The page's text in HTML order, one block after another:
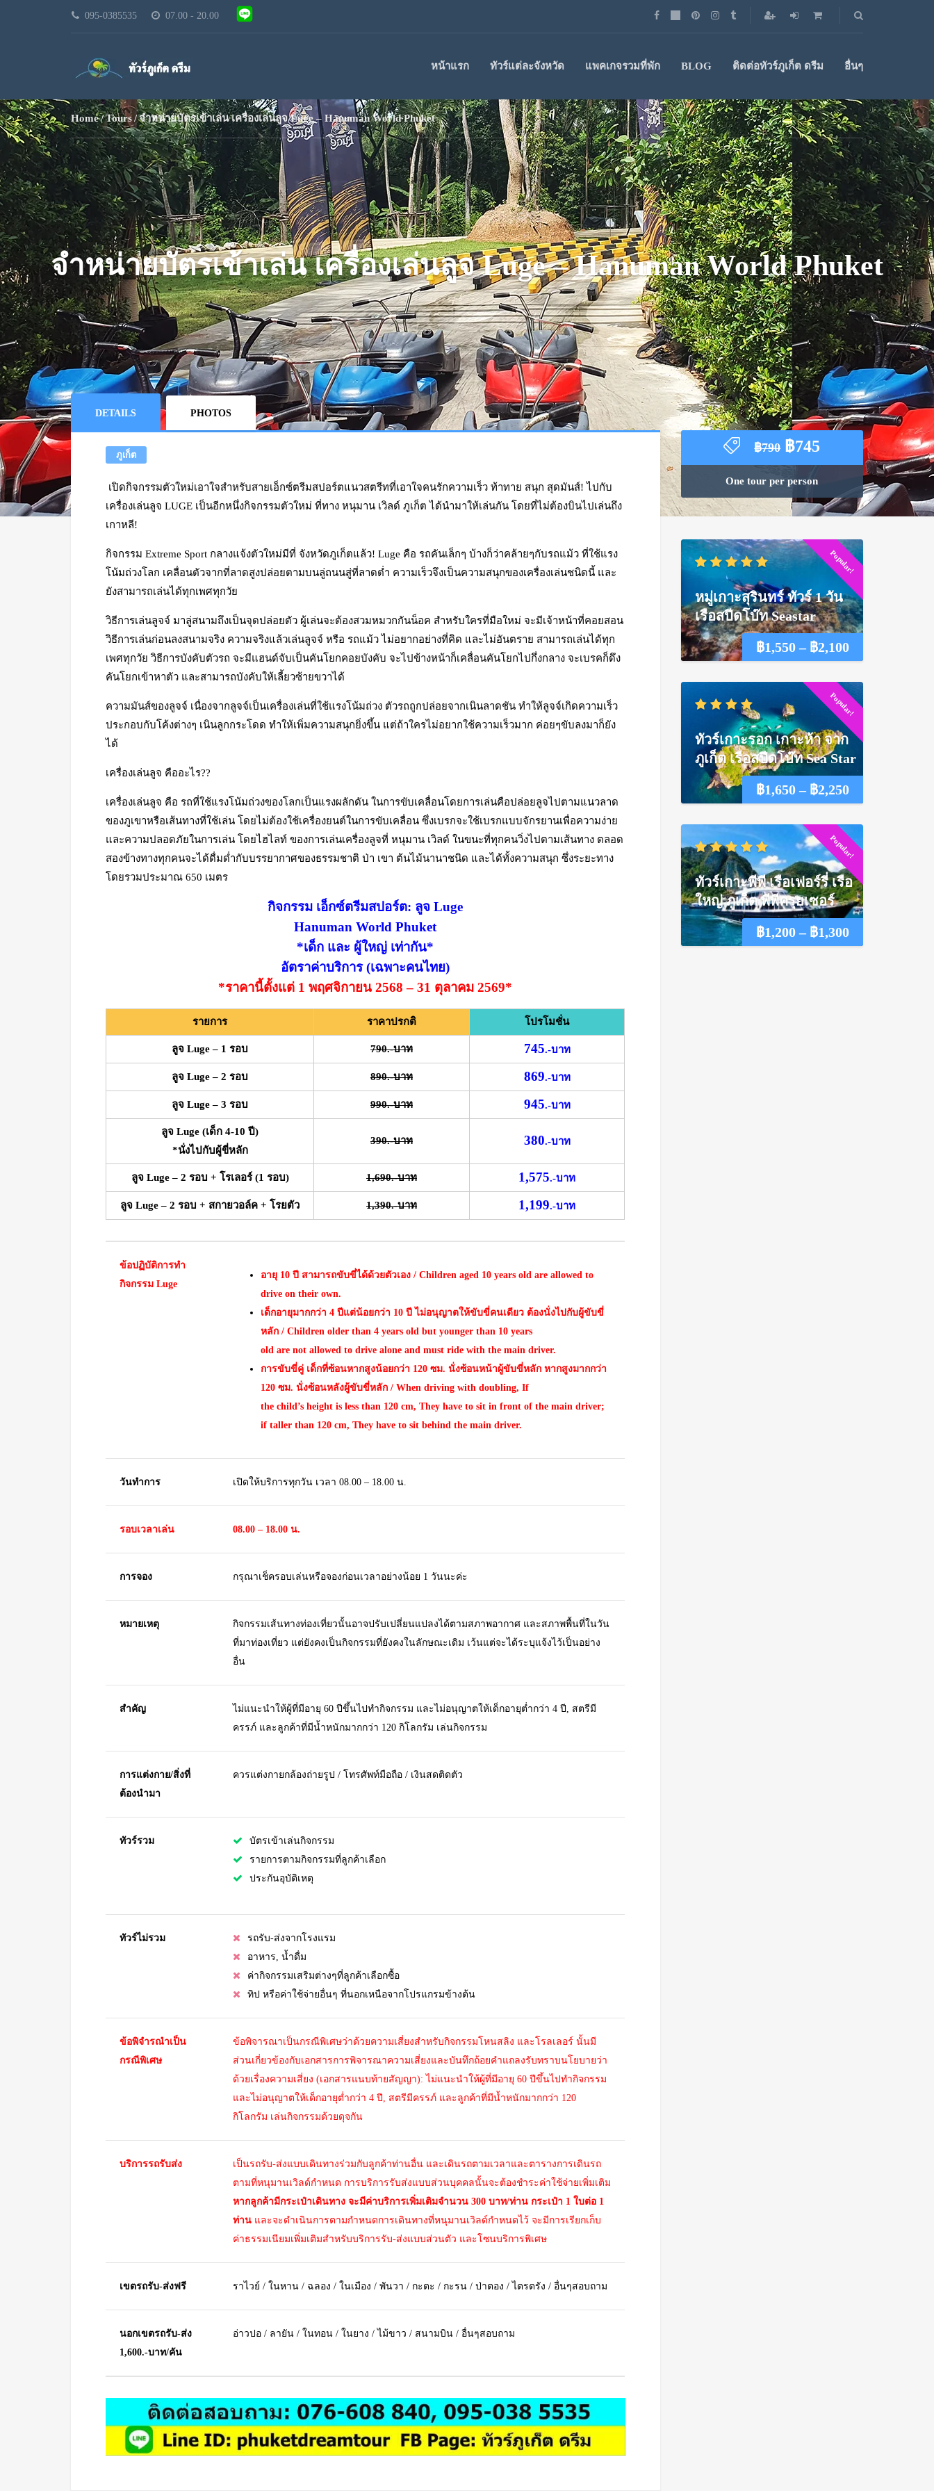
095-0385535 07.00 - 20.00
หน้าแรก ทัวร์แต่ละจังหวัด แพคเกจรวมที่พัก BLOG ติดต่อทัวร์ภูเก็ต ดรีม อื่นๆ
Home Tours จำหน่ายบัตรเข้าเล่น เครื่องเล่นลูจ Luge – Hanuman World Phuket
จำหน่ายบัตรเข้าเล่น เครื่องเล่นลูจ Luge – Hanuman World Phuket
DETAILS PHOTOS
ภูเก็ต
เปิดกิจกรรมตัวใหม่เอาใจสำหรับสายเอ็กซ์ตรีมสปอร์ตแนวสตรีทที่เอาใจคนรักความเร็ว ท้าทาย สนุก สุดมันส์! ไปกับ
เครื่องเล่นลูจ LUGE เป็นอีกหนึ่งกิจกรรมตัวใหม่ ที่ทาง หนุมาน เวิลด์ ภูเก็ต ได้นำมาให้เล่นกัน โดยที่ไม่ต้องบินไปเล่นถึง
เกาหลี!
กิจกรรม Extreme Sport กลางแจ้งตัวใหม่มีที่ จังหวัดภูเก็ตแล้ว! Luge คือ รถคันเล็กๆ บ้างก็ว่าคล้ายๆกับรถแม้ว ที่ใช้แรง
โน้มถ่วงโลก เคลื่อนตัวจากที่ลาดสูงปล่อยตามบนลู่ถนนสู่ที่ลาดต่ำ ความเร็วจึงเป็นความสนุกของเครื่องเล่นชนิดนี้ และ
ยังสามารถเล่นได้ทุกเพศทุกวัย
วิธีการเล่นลูจจ์ มาลู่สนามถึงเป็นจุดปล่อยตัว ผู้เล่นจะต้องสวมหมวกกันน็อค สำหรับใครที่มือใหม่ จะมีเจ้าหน้าที่คอยสอน
วิธีการเล่นก่อนลงสนามจริง ความจริงแล้วเล่นลูจจ์ หรือ รถแม้ว ไม่อยากอย่างที่คิด และไม่อันตราย สามารถเล่นได้ทุก
เพศทุกวัย วิธีการบังคับตัวรถ จะมีแฮนด์จับเป็นคันโยกคอยบังคับ จะไปข้างหน้าก็เคลื่อนคันโยกไปกึ่งกลาง จะเบรคก็ดึง
คันโยกเข้าหาตัว และสามารถบังคับให้เลี้ยวซ้ายขวาได้
ความมันส์ของลูจจ์ เนื่องจากลูจจ์เป็นเครื่องเล่นที่ใช้แรงโน้มถ่วง ตัวรถถูกปล่อยจากเนินลาดชัน ทำให้ลูจจ์เกิดความเร็ว
ประกอบกับโค้งต่างๆ เนินลูกกระโดด ทำให้เพิ่มความสนุกยิ่งขึ้น แต่ถ้าใครไม่อยากใช้ความเร็วมาก ค่อยๆขับลงมาก็ยัง
ได้
เครื่องเล่นลูจ คืออะไร??
เครื่องเล่นลูจ คือ รถที่ใช้แรงโน้มถ่วงของโลกเป็นแรงผลักดัน ในการขับเคลื่อนโดยการเล่นคือปล่อยลูจไปตามแนวลาด
ของภูเขาหรือเส้นทางที่ใช้เล่น โดยไม่ต้องใช้เครื่องยนต์ในการขับเคลื่อน ซึ่งเบรกจะใช้เบรกแบบจักรยานเพื่อความง่าย
และความปลอดภัยในการเล่น โดยไฮไลท์ ของการเล่นเครื่องลูจที่ หนุมาน เวิลด์ ในขนะที่ทุกคนวิ่งไปตามเส้นทาง ตลอด
สองข้างทางทุกคนจะได้ดื่มด่ำกับบรรยากาศของธรรมชาติ ป่า เขา ต้นไม้นานาชนิด และได้ทั้งความสนุก ซึ่งระยะทาง
โดยรวมประมาณ 650 เมตร
กิจกรรม เอ็กซ์ตรีมสปอร์ต: ลูจ Luge
Hanuman World Phuket
*เด็ก และ ผู้ใหญ่ เท่ากัน*
อัตราค่าบริการ (เฉพาะคนไทย)
*ราคานี้ตั้งแต่ 1 พฤศจิกายน 2568 – 31 ตุลาคม 2569*
รายการ ราคาปรกติ โปรโมชั่น
ลูจ Luge – 1 รอบ 790.-บาท 745.-บาท
ลูจ Luge – 2 รอบ 890.-บาท 869.-บาท
ลูจ Luge – 3 รอบ 990.-บาท 945.-บาท
ลูจ Luge (เด็ก 4-10 ปี)
*นั่งไปกับผู้ขี่หลัก
390.-บาท 380.-บาท
ลูจ Luge – 2 รอบ + โรเลอร์ (1 รอบ) 1,690.-บาท 1,575.-บาท
ลูจ Luge – 2 รอบ + สกายวอล์ค + โรยตัว 1,390.-บาท 1,199.-บาท
ข้อปฏิบัติการทำ
กิจกรรม Luge
อายุ 10 ปี สามารถขับขี่ได้ด้วยตัวเอง / Children aged 10 years old are allowed to
drive on their own.
เด็กอายุมากกว่า 4 ปีแต่น้อยกว่า 10 ปี ไม่อนุญาตให้ขับขี่คนเดียว ต้องนั่งไปกับผู้ขับขี่
หลัก / Children older than 4 years old but younger than 10 years
old are not allowed to drive alone and must ride with the main driver.
การขับขี่คู่ เด็กที่ซ้อนหากสูงน้อยกว่า 120 ซม. นั่งซ้อนหน้าผู้ขับขี่หลัก หากสูงมากกว่า
120 ซม. นั่งซ้อนหลังผู้ขับขี่หลัก / When driving with doubling, If
the child’s height is less than 120 cm, They have to sit in front of the main driver;
if taller than 120 cm, They have to sit behind the main driver.
วันทำการ เปิดให้บริการทุกวัน เวลา 08.00 – 18.00 น.
รอบเวลาเล่น 08.00 – 18.00 น.
การจอง กรุณาเช็ครอบเล่นหรือจองก่อนเวลาอย่างน้อย 1 วันนะค่ะ
หมายเหตุ
กิจกรรมเส้นทางท่องเที่ยวนั้นอาจปรับเปลี่ยนแปลงได้ตามสภาพอากาศ และสภาพพื้นที่ในวัน
ที่มาท่องเที่ยว แต่ยังคงเป็นกิจกรรมที่ยังคงในลักษณะเดิม เว้นแต่จะได้ระบุแจ้งไว้เป็นอย่าง
อื่น
สำคัญ
ไม่แนะนำให้ผู้ที่มีอายุ 60 ปีขึ้นไปทำกิจกรรม และไม่อนุญาตให้เด็กอายุต่ำกว่า 4 ปี, สตรีมี
ครรภ์ และลูกค้าที่มีน้ำหนักมากกว่า 120 กิโลกรัม เล่นกิจกรรม
การแต่งกาย/สิ่งที่
ต้องนำมา
ควรแต่งกายกล้องถ่ายรูป / โทรศัพท์มือถือ / เงินสดติดตัว
ทัวร์รวม
บัตรเข้าเล่นกิจกรรม
รายการตามกิจกรรมที่ลูกค้าเลือก
ประกันอุบัติเหตุ
ทัวร์ไม่รวม
รถรับ-ส่งจากโรงแรม
อาหาร, น้ำดื่ม
ค่ากิจกรรมเสริมต่างๆที่ลูกค้าเลือกซื้อ
ทิป หรือค่าใช้จ่ายอื่นๆ ที่นอกเหนือจากโปรแกรมข้างต้น
ข้อพิจํารณําเป็น
กรณีพิเศษ
ข้อพิจารณาเป็นกรณีพิเศษว่าด้วยความเสี่ยงสำหรับกิจกรรมโหนสลิง และโรลเลอร์ นั้นมี
ส่วนเกี่ยวข้องกับเอกสารการพิจารณาความเสี่ยงและบันทึกถ้อยคำแถลงรับทราบนโยบายว่า
ด้วยเรื่องความเสี่ยง (เอกสารแนบท้ายสัญญา): ไม่แนะนำให้ผู้ที่มีอายุ 60 ปีขึ้นไปทำกิจกรรม
และไม่อนุญาตให้เด็กอายุต่ำกว่า 4 ปี, สตรีมีครรภ์ และลูกค้าที่มีน้ำหนักมากกว่า 120
กิโลกรัม เล่นกิจกรรมด้วยดุจกัน
บริการรถรับส่ง
เป็นรถรับ-ส่งแบบเดินทางร่วมกับลูกค้าท่านอื่น และเดินรถตามเวลาและตารางการเดินรถ
ตามที่หนุมานเวิลด์กำหนด การบริการรับส่งแบบส่วนบุคคลนั้นจะต้องชำระค่าใช้จ่ายเพิ่มเติม
หากลูกค้ามีกระเป๋าเดินทาง จะมีค่าบริการเพิ่มเติมจำนวน 300 บาท/ท่าน กระเป๋า 1 ใบต่อ 1
ท่าน และจะดำเนินการตามกำหนดการเดินทางที่หนุมานเวิลด์กำหนดไว้ จะมีการเรียกเก็บ
ค่าธรรมเนียมเพิ่มเติมสำหรับบริการรับ-ส่งแบบส่วนตัว และโซนบริการพิเศษ
เขตรถรับ-ส่งฟรี ราไวย์ / ในหาน / ฉลอง / ในเมือง / พันวา / กะตะ / กะรน / ป่าตอง / ไตรตรัง / อื่นๆสอบถาม
นอกเขตรถรับ-ส่ง
1,600.-บาท/คัน
อ่าวปอ / ลายัน / ในทอน / ในยาง / ไม้ขาว / สนามบิน / อื่นๆสอบถาม
฿790 Original
price
was:
฿790.
฿745 Current
price
฿745.
One tour per person
Popular!
฿1,550 – ฿2,100Price
฿1,550
through
฿2,100
หมู่เกาะสุรินทร์ ทัวร์ 1 วัน
เรือสปีดโบ๊ท Seastar
Popular!
฿1,650 – ฿2,250Price
฿1,650
through
฿2,250
ทัวร์เกาะรอก เกาะห้า จาก
ภูเก็ต เรือสปีดโบ๊ท Sea Star
Popular!
฿1,200 – ฿1,300Price
ทัวร์เกาะพีพี เรือเฟอร์รี่ เรือ
ใหญ่ ภูเก็ต พีพีครุยเซอร์